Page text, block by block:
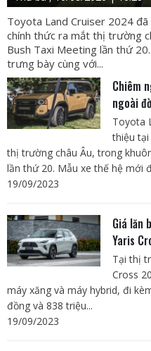
Toyota Land Cruiser 2024
chính thức ra mắt thị trường
Bush Taxi Meeting lần thứ
trưng bày cùng với...
Chiêm
ngoài
Toyota
thiệu
thị trường châu Âu, trong
lần thứ 20. Mẫu xe thế hệ mới
19/09/2023
Giá lăn
Yaris
Tại thị
Cross
máy xăng và máy hybrid, đi
đồng và 838 triệu...
19/09/2023